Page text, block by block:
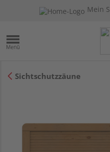
Mein
Sichtschutzzäune